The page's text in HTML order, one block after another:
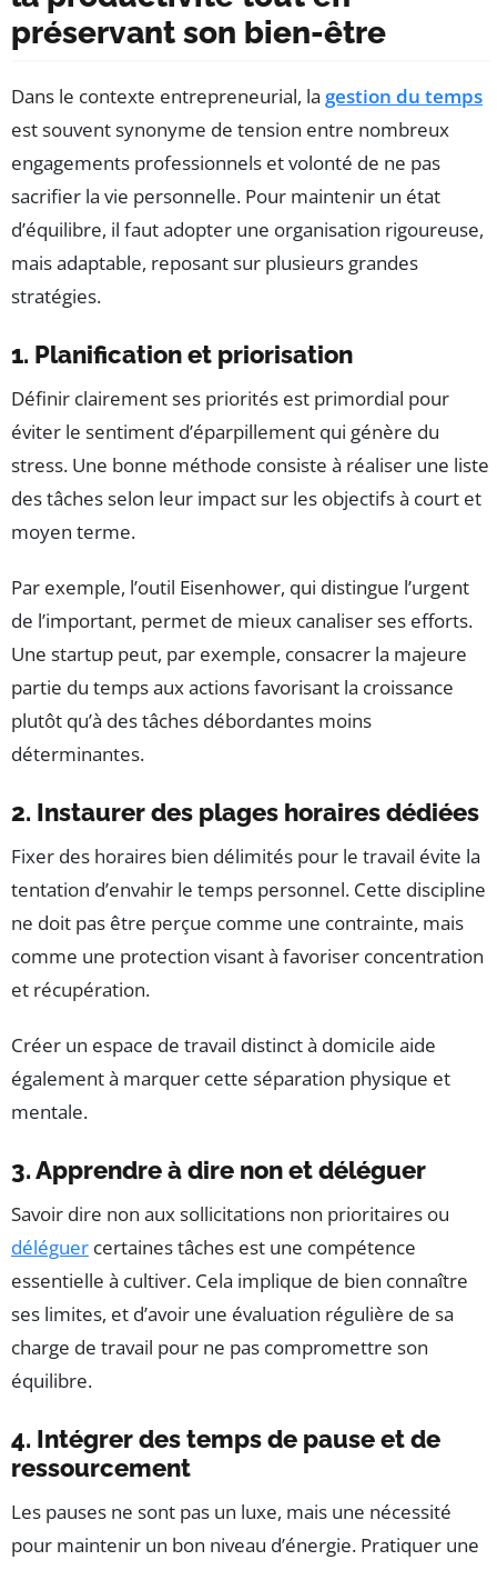
préservant son bien-être
Dans le contexte entrepreneurial, la gestion du temps
est souvent synonyme de tension entre nombreux
engagements professionnels et volonté de ne pas
sacrifier la vie personnelle. Pour maintenir un état
d’équilibre, il faut adopter une organisation rigoureuse,
mais adaptable, reposant sur plusieurs grandes
stratégies.
1. Planification et priorisation
Définir clairement ses priorités est primordial pour
éviter le sentiment d’éparpillement qui génère du
stress. Une bonne méthode consiste à réaliser une liste
des tâches selon leur impact sur les objectifs à court et
moyen terme.
Par exemple, l’outil Eisenhower, qui distingue l’urgent
de l’important, permet de mieux canaliser ses efforts.
Une startup peut, par exemple, consacrer la majeure
partie du temps aux actions favorisant la croissance
plutôt qu’à des tâches débordantes moins
déterminantes.
2. Instaurer des plages horaires dédiées
Fixer des horaires bien délimités pour le travail évite la
tentation d’envahir le temps personnel. Cette discipline
ne doit pas être perçue comme une contrainte, mais
comme une protection visant à favoriser concentration
et récupération.
Créer un espace de travail distinct à domicile aide
également à marquer cette séparation physique et
mentale.
3. Apprendre à dire non et déléguer
Savoir dire non aux sollicitations non prioritaires ou
déléguer certaines tâches est une compétence
essentielle à cultiver. Cela implique de bien connaître
ses limites, et d’avoir une évaluation régulière de sa
charge de travail pour ne pas compromettre son
équilibre.
4. Intégrer des temps de pause et de
ressourcement
Les pauses ne sont pas un luxe, mais une nécessité
pour maintenir un bon niveau d’énergie. Pratiquer une